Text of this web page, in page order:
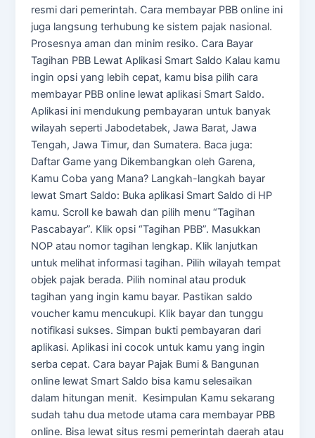
resmi dari pemerintah. Cara membayar PBB online ini
juga langsung terhubung ke sistem pajak nasional.
Prosesnya aman dan minim resiko. Cara Bayar
Tagihan PBB Lewat Aplikasi Smart Saldo Kalau kamu
ingin opsi yang lebih cepat, kamu bisa pilih cara
membayar PBB online lewat aplikasi Smart Saldo.
Aplikasi ini mendukung pembayaran untuk banyak
wilayah seperti Jabodetabek, Jawa Barat, Jawa
Tengah, Jawa Timur, dan Sumatera. Baca juga:
Daftar Game yang Dikembangkan oleh Garena,
Kamu Coba yang Mana? Langkah-langkah bayar
lewat Smart Saldo: Buka aplikasi Smart Saldo di HP
kamu. Scroll ke bawah dan pilih menu “Tagihan
Pascabayar”. Klik opsi “Tagihan PBB”. Masukkan
NOP atau nomor tagihan lengkap. Klik lanjutkan
untuk melihat informasi tagihan. Pilih wilayah tempat
objek pajak berada. Pilih nominal atau produk
tagihan yang ingin kamu bayar. Pastikan saldo
voucher kamu mencukupi. Klik bayar dan tunggu
notifikasi sukses. Simpan bukti pembayaran dari
aplikasi. Aplikasi ini cocok untuk kamu yang ingin
serba cepat. Cara bayar Pajak Bumi & Bangunan
online lewat Smart Saldo bisa kamu selesaikan
dalam hitungan menit. Kesimpulan Kamu sekarang
sudah tahu dua metode utama cara membayar PBB
online. Bisa lewat situs resmi pemerintah daerah atau